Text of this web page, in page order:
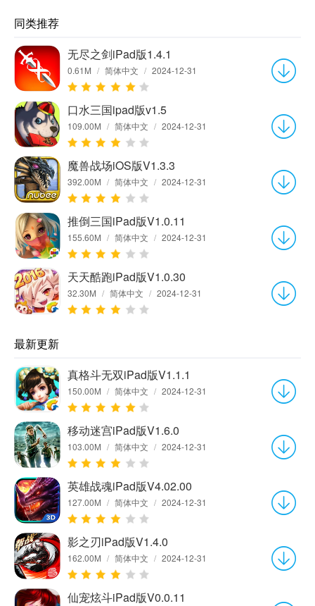
同类推荐
无尽之剑iPad版1.4.1
0.61M / 简体中文 / 2024-12-31
口水三国ipad版v1.5
109.00M / 简体中文 / 2024-12-31
魔兽战场iOS版V1.3.3
392.00M / 简体中文 / 2024-12-31
推倒三国iPad版V1.0.11
155.60M / 简体中文 / 2024-12-31
天天酷跑iPad版V1.0.30
32.30M / 简体中文 / 2024-12-31
最新更新
真格斗无双iPad版V1.1.1
150.00M / 简体中文 / 2024-12-31
移动迷宫iPad版V1.6.0
103.00M / 简体中文 / 2024-12-31
英雄战魂iPad版V4.02.00
127.00M / 简体中文 / 2024-12-31
影之刃iPad版V1.4.0
162.00M / 简体中文 / 2024-12-31
仙宠炫斗iPad版V0.0.11